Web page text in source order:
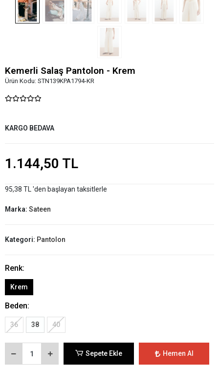
Kemerli Salaş Pantolon - Krem
Ürün Kodu: STN139KPA1794-KR
KARGO BEDAVA
1.144,50 TL
95,38 TL 'den başlayan taksitlerle
Marka: Sateen
Kategori: Pantolon
Renk:
Krem
Beden:
36 38 40
Sepete Ekle Hemen Al